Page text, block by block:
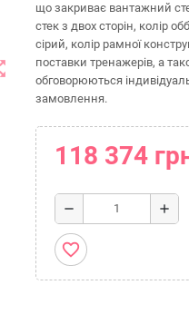
що закриває вантажний
стек з двох сторін, колір
сірий, колір рамної
поставки тренажерів, а
обговорюються
замовлення.
118 374
remove add
favorite_border